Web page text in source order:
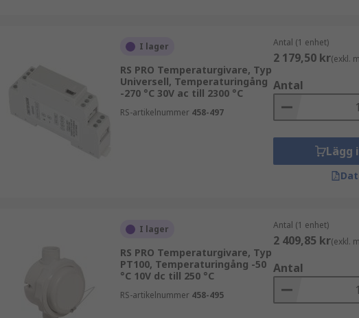
I lager
RS PRO Temperaturgivare, Typ
Universell, Temperaturingång
-270 °C 30V ac till 2300 °C
RS-artikelnummer 458-497
Antal (1 enhet)
2 179,50 kr(exkl.
Antal
Lägg
I lager
RS PRO Temperaturgivare, Typ
PT100, Temperaturingång -50
°C 10V dc till 250 °C
RS-artikelnummer 458-495
Antal (1 enhet)
2 409,85 kr(exkl.
Antal